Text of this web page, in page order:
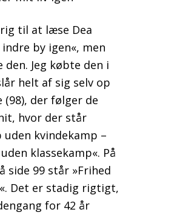
til at læse Dea
by igen«, men
den. Jeg købte den i
helt af sig selv op
der følger de
hvor der står
uden kvindekamp –
klassekamp«. På
side 99 står »Frihed
Det er stadig rigtigt,
for 42 år